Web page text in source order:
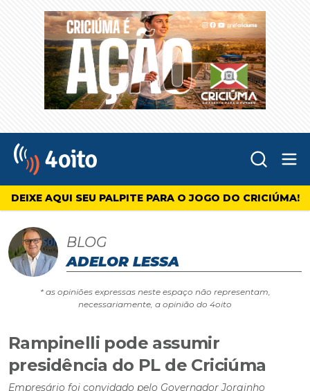
4oito
DEIXE AQUI SEU PALPITE PARA O JOGO DO CRICIÚMA!
BLOG
ADELOR LESSA
* as opiniões expressas neste espaço não representam,
necessariamente, a opinião do 4oito
Rampinelli pode assumir
presidência do PL de Criciúma
Empresário foi convidado pelo Governador Jorginho